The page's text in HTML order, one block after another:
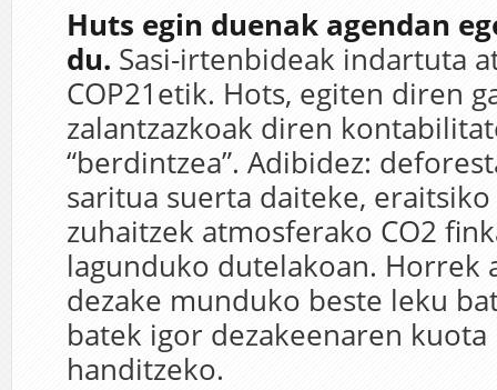
Huts egin duenak agendan
du. Sasi-irtenbideak indartuta
COP21etik. Hots, egiten diren
zalantzazkoak diren
“berdintzea”. Adibidez:
saritua suerta daiteke,
zuhaitzek atmosferako CO2
lagunduko dutelakoan. Horrek
dezake munduko beste leku
batek igor dezakeenaren
handitzeko.